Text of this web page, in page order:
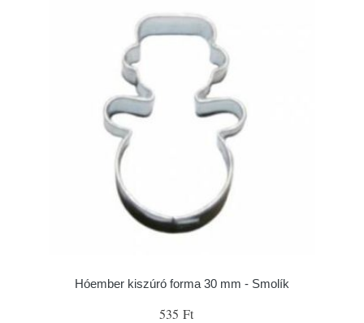
Hóember kiszúró forma 30 mm - Smolík
535 Ft